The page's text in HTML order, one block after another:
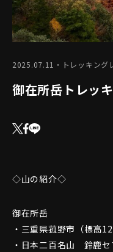
2025.07.11 ・トレッキング
御在所岳トレッ
◇山の紹介◇
御在所岳
・三重県菰野市（標高
・日本二百名山 鈴鹿セ